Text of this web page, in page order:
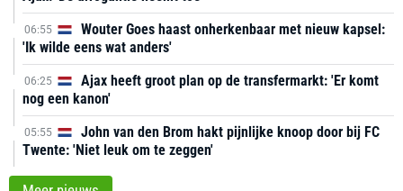
06:55
Wouter Goes haast onherkenbaar met nieuw kapsel:
'Ik wilde eens wat anders'
06:25
Ajax heeft groot plan op de transfermarkt: 'Er komt
nog een kanon'
05:55
John van den Brom hakt pijnlijke knoop door bij FC
Twente: 'Niet leuk om te zeggen'